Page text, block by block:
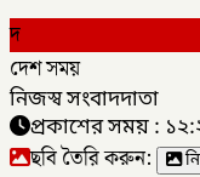
দ
দেশ সময়
নিজস্ব সংবাদদাতা
প্রকাশের সময় :
ছবি তৈরি করুন: